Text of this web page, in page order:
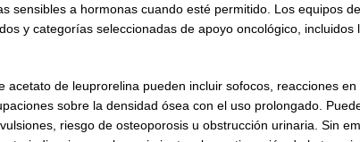
sensibles a hormonas cuando esté permitido. Los equipos
y categorías seleccionadas de apoyo oncológico, incluidos
de leuprorelina pueden incluir sofocos, reacciones en
sobre la densidad ósea con el uso prolongado.
riesgo de osteoporosis u obstrucción urinaria. Sin